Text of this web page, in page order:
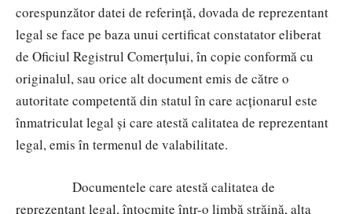
corespunzător datei de referință, dovada de reprezentant
legal se face pe baza unui certificat constatator eliberat
de Oficiul Registrul Comerțului, în copie conformă cu
originalul, sau orice alt document emis de către o
autoritate competentă din statul în care acționarul este
înmatriculat legal și care atestă calitatea de reprezentant
legal, emis în termenul de valabilitate.
Documentele care atestă calitatea de
reprezentant legal, întocmite într-o limbă străină, alta